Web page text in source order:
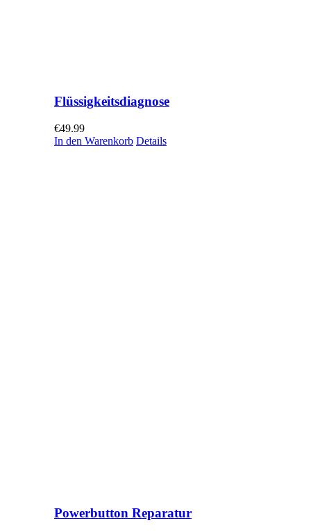
Flüssigkeitsdiagnose
€49.99
In den Warenkorb Details
Powerbutton Reparatur